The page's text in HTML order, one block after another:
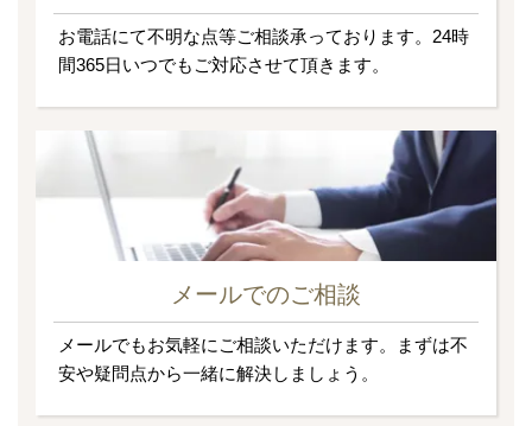
お電話にて不明な点等ご相談承っております。24時
間365日いつでもご対応させて頂きます。
メールでのご相談
メールでもお気軽にご相談いただけます。まずは不
安や疑問点から一緒に解決しましょう。